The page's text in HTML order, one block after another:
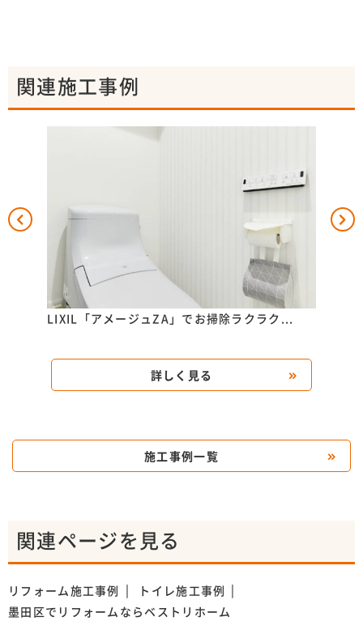
関連施工事例
LIXIL「アメージュZA」でお掃除ラクラク...
詳しく見る
施工事例一覧
関連ページを見る
リフォーム施工事例
トイレ施工事例
墨田区でリフォームならベストリホーム